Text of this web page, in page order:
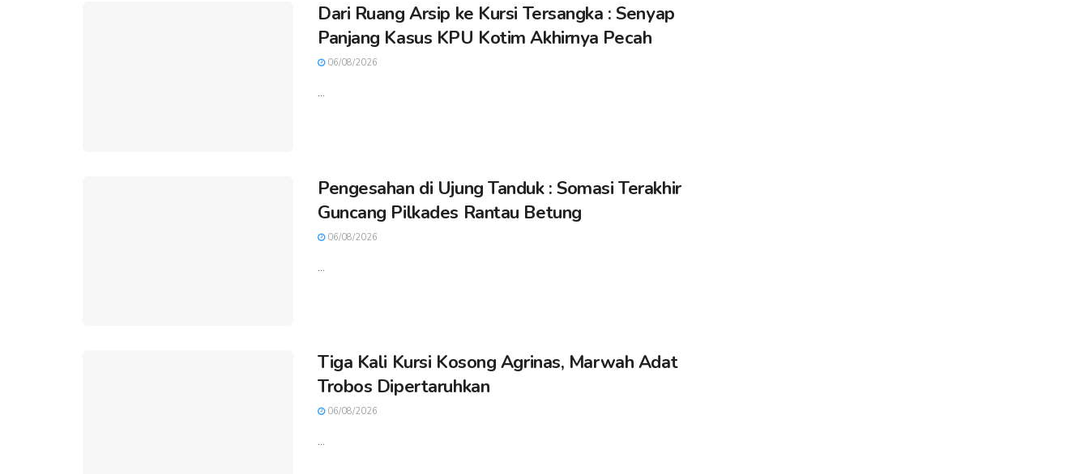
Dari Ruang Arsip ke Kursi Tersangka : Senyap
Panjang Kasus KPU Kotim Akhirnya Pecah
06/08/2026
Pengesahan di Ujung Tanduk : Somasi Terakhir
Guncang Pilkades Rantau Betung
06/08/2026
Tiga Kali Kursi Kosong Agrinas, Marwah Adat
Trobos Dipertaruhkan
06/08/2026
...